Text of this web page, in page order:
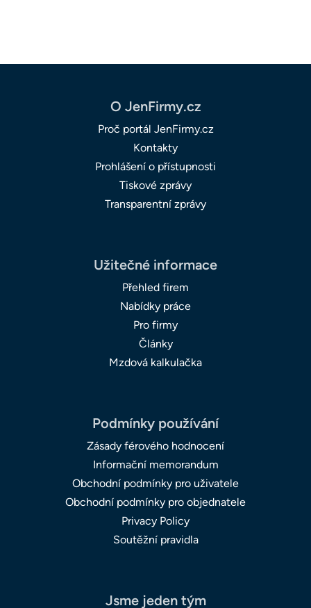
O JenFirmy.cz
Proč portál JenFirmy.cz
Kontakty
Prohlášení o přístupnosti
Tiskové zprávy
Transparentní zprávy
Užitečné informace
Přehled firem
Nabídky práce
Pro firmy
Články
Mzdová kalkulačka
Podmínky používání
Zásady férového hodnocení
Informační memorandum
Obchodní podmínky pro uživatele
Obchodní podmínky pro objednatele
Privacy Policy
Soutěžní pravidla
Jsme jeden tým